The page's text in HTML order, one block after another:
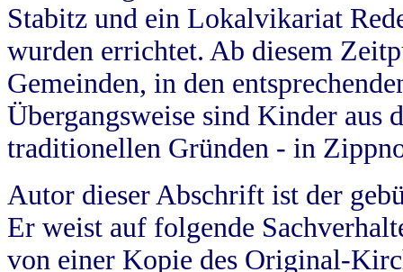
Stabitz und ein Lokalvikariat
wurden errichtet. Ab diesem
Gemeinden, in den
Übergangsweise sind Kinder aus
traditionellen Gründen - in
Autor dieser Abschrift ist der
Er weist auf folgende
von einer Kopie des Original-